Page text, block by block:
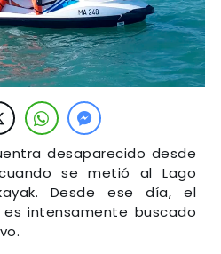
desaparecido desde
se metió al Lago
Desde ese día, el
intensamente buscado